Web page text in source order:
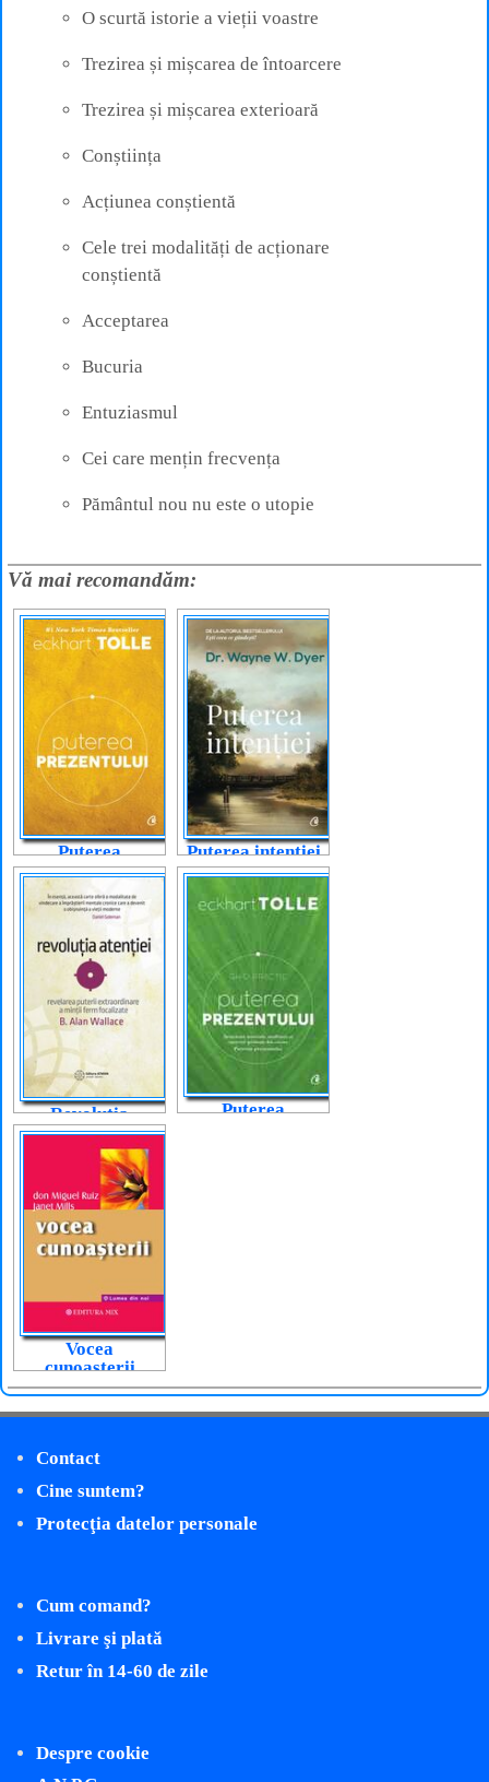
O scurtă istorie a vieții voastre
Trezirea și mișcarea de întoarcere
Trezirea și mișcarea exterioară
Conștiința
Acțiunea conștientă
Cele trei modalități de acționare
conștientă
Acceptarea
Bucuria
Entuziasmul
Cei care mențin frecvența
Pământul nou nu este o utopie
Vă mai recomandăm:
Puterea
prezentului
Puterea intenției
Revoluția
atenției
Puterea
Vocea
cunoașterii
Contact
Cine suntem?
Protecţia datelor personale
Cum comand?
Livrare şi plată
Retur în 14-60 de zile
Despre cookie